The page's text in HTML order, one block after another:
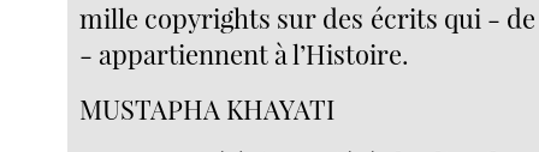
mille copyrights sur des écrits qui -
- appartiennent à l’Histoire.
MUSTAPHA KHAYATI